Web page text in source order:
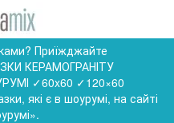
Приїжджайте
КЕРАМОГРАНІТУ
✓60x60 ✓120×60
які є в шоурумі, на сайті